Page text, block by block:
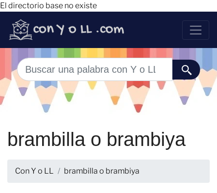
El directorio base no existe
brambilla o brambiya
Con Y o LL brambilla o brambiya